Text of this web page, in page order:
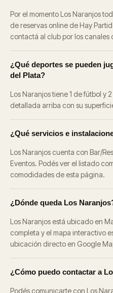
Por el momento Los Naranjos
de reservas online de Hay
contactá al club por los
¿Qué deportes se pueden
del Plata?
Los Naranjos tiene 1 de fútbol y
detallada arriba con su
¿Qué servicios e
Los Naranjos cuenta con Bar/
Eventos. Podés ver el listado
comodidades de esta página.
¿Dónde queda Los
Los Naranjos está ubicado en
completa y el mapa interactivo
ubicación directo en Google
¿Cómo puedo contactar a
Podés comunicarte con Los